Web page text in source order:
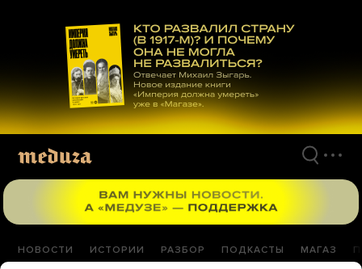
материалам
НОВОСТИ ИСТОРИИ РАЗБОР ПОДКАСТЫ МАГАЗ